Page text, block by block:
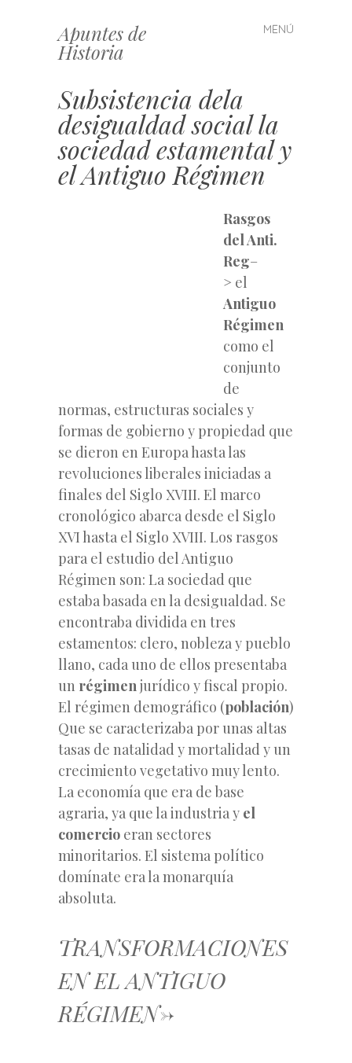
Apuntes de
Historia
MENÚ
Saltar
al
Subsistencia dela
desigualdad social la
sociedad estamental y
el Antiguo Régimen
Rasgos
del Anti.
Reg–
> el
Antiguo
Régimen
como el
conjunto
de
normas, estructuras sociales y
formas de gobierno y propiedad que
se dieron en Europa hasta las
revoluciones liberales iniciadas a
finales del Siglo XVIII. El marco
cronológico abarca desde el Siglo
XVI hasta el Siglo XVIII. Los rasgos
para el estudio del Antiguo
Régimen son: La sociedad que
estaba basada en la desigualdad. Se
encontraba dividida en tres
estamentos: clero, nobleza y pueblo
llano, cada uno de ellos presentaba
un régimenjurídico y fiscal propio.
El régimen demográfico (población)
Que se caracterizaba por unas altas
tasas de natalidad y mortalidad y un
crecimiento vegetativo muy lento.
La economía que era de base
agraria, ya que la industria y el
comercio eran sectores
minoritarios. El sistema político
domínate era la monarquía
absoluta.
TRANSFORMACIONES
EN EL ANTIGUO
RÉGIMEN->